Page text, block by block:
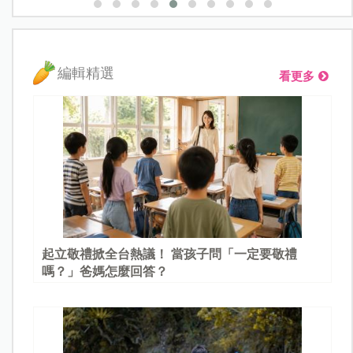
編輯精選 看更多
起立敬禮掀全台熱議！ 當孩子問「一定要敬禮
嗎？」爸媽怎麼回答？